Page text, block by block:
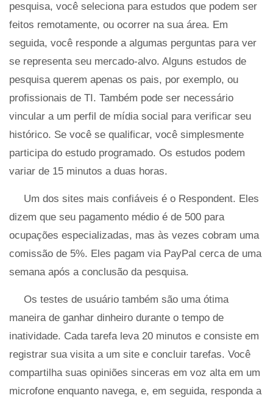
pesquisa, você seleciona para estudos que podem ser
feitos remotamente, ou ocorrer na sua área. Em
seguida, você responde a algumas perguntas para ver
se representa seu mercado-alvo. Alguns estudos de
pesquisa querem apenas os pais, por exemplo, ou
profissionais de TI. Também pode ser necessário
vincular a um perfil de mídia social para verificar seu
histórico. Se você se qualificar, você simplesmente
participa do estudo programado. Os estudos podem
variar de 15 minutos a duas horas.
Um dos sites mais confiáveis ​​é o Respondent. Eles
dizem que seu pagamento médio é de 500 para
ocupações especializadas, mas às vezes cobram uma
comissão de 5%. Eles pagam via PayPal cerca de uma
semana após a conclusão da pesquisa.
Os testes de usuário também são uma ótima
maneira de ganhar dinheiro durante o tempo de
inatividade. Cada tarefa leva 20 minutos e consiste em
registrar sua visita a um site e concluir tarefas. Você
compartilha suas opiniões sinceras em voz alta em um
microfone enquanto navega, e, em seguida, responda a